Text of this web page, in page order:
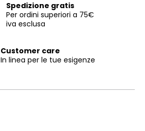
Spedizione gratis
Per ordini superiori a 75€
iva esclusa
Customer care
In linea per le tue esigenze